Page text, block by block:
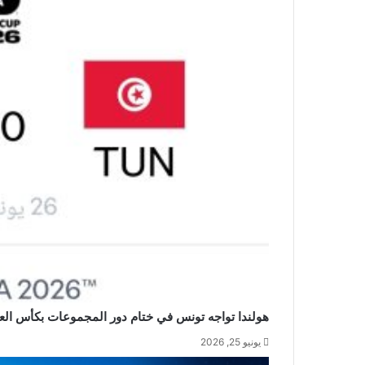
هولندا تواجه تونس في ختام دور المجموعات بكأس العالم
يونيو 25, 2026